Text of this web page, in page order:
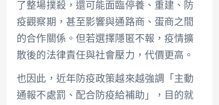
了整場撲殺，還可能面臨停養、重建、防
疫觀察期，甚至影響與通路商、蛋商之間
的合作關係。但若選擇隱匿不報，疫情擴
散後的法律責任與社會壓力，代價更高。
也因此，近年防疫政策越來越強調「主動
通報不處罰、配合防疫給補助」，目的就